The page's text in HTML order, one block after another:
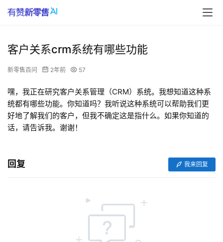
客户关系crm系统有哪些功能
新零售百问 2年前 57
嘿，我正在研究客户关系管理（CRM）系统。我想知道这种系
统都有哪些功能。你知道吗？我听说这种系统可以帮助我们更
好地了解我们的客户，但我不确定这是指什么。如果你知道的
话，请告诉我。谢谢！
回复 我来回复